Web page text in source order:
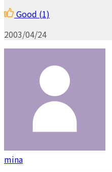
Good (1)
2003/04/24
mina